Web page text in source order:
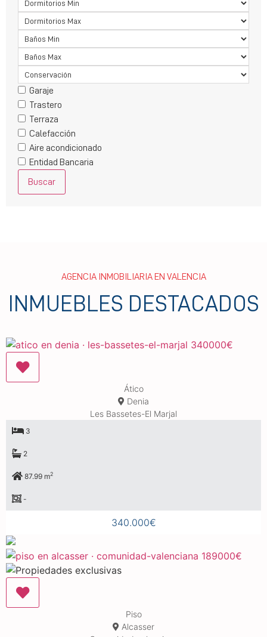
Garaje
Trastero
Terraza
Calefacción
Aire acondicionado
Entidad Bancaria
Buscar
AGENCIA INMOBILIARIA EN VALENCIA
INMUEBLES DESTACADOS
Ático
Denia
Les Bassetes-El Marjal
3
2
87.99 m2
-
340.000€
Piso
Alcasser